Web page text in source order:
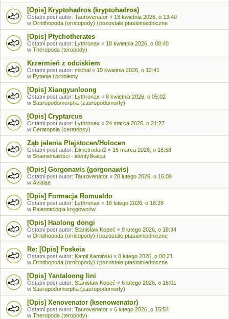
[Opis] Kryptohadros (kryptohadros)
Ostatni post autor: Taurovenator « 18 kwietnia 2026, o 13:40
w Ornithopoda (ornitopody) i pozostałe ptasiomiedniczne
[Opis] Ptychotherates
Ostatni post autor: Lythronax « 18 kwietnia 2026, o 08:40
w Theropoda (teropody)
Krzermień z odciskiem
Ostatni post autor: michal « 10 kwietnia 2026, o 12:41
w Pytania i problemy
[Opis] Xiangyunloong
Ostatni post autor: Lythronax « 8 kwietnia 2026, o 05:02
w Sauropodomorpha (zauropodomorfy)
[Opis] Cryptarcus
Ostatni post autor: Lythronax « 24 marca 2026, o 21:27
w Ceratopsia (ceratopsy)
Ząb jelenia Plejstocen/Holocen
Ostatni post autor: Dimetrodon2 « 15 marca 2026, o 16:58
w Skamieniałości - identyfikacja
[Opis] Gorgonavis (gorgonawis)
Ostatni post autor: Taurovenator « 28 lutego 2026, o 16:09
w Avialae
[Opis] Formacja Romualdo
Ostatni post autor: Lythronax « 16 lutego 2026, o 16:28
w Paleontologia kręgowców
[Opis] Haolong dongi
Ostatni post autor: Stanisław Kopeć « 9 lutego 2026, o 18:34
w Ornithopoda (ornitopody) i pozostałe ptasiomiedniczne
Re: [Opis] Foskeia
Ostatni post autor: Kamil Kamiński « 8 lutego 2026, o 00:21
w Ornithopoda (ornitopody) i pozostałe ptasiomiedniczne
[Opis] Yantaloong lini
Ostatni post autor: Stanisław Kopeć « 6 lutego 2026, o 16:01
w Sauropodomorpha (zauropodomorfy)
[Opis] Xenovenator (ksenowenator)
Ostatni post autor: Taurovenator « 6 lutego 2026, o 15:54
w Theropoda (teropody)